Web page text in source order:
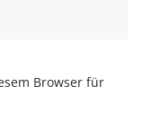
Browser für